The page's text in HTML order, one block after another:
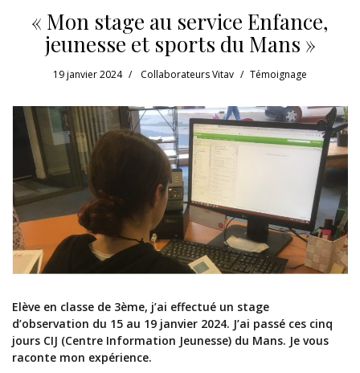
« Mon stage au service Enfance,
jeunesse et sports du Mans »
19 janvier 2024 Collaborateurs Vitav Témoignage
Elève en classe de 3ème, j’ai effectué un stage
d’observation du 15 au 19 janvier 2024. J’ai passé ces cinq
jours CIJ (Centre Information Jeunesse) du Mans. Je vous
raconte mon expérience.